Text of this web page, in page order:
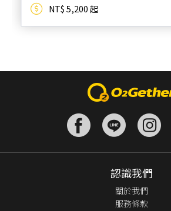
NT$ 5,200 起
認識我們
關於我們
服務條款